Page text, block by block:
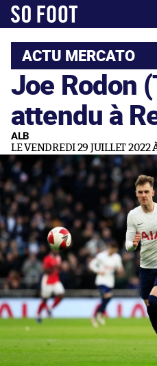
ACTU MERCATO
Joe Rodon
attendu à
ALB
LE VENDREDI 29 JUILLET 2022